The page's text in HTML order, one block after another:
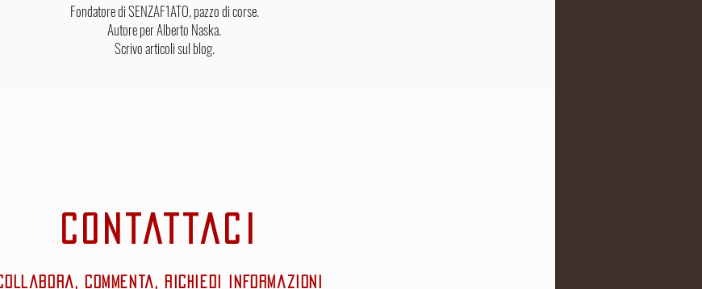
Fondatore di SENZAF1ATO, pazzo di corse.
Autore per Alberto Naska.
Scrivo articoli sul blog.
CONTATTACI
Collabora, commenta, richiedi informazioni